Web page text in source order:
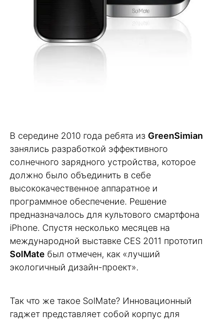
В середине 2010 года ребята из GreenSimian
занялись разработкой эффективного
солнечного зарядного устройства, которое
должно было объединить в себе
высококачественное аппаратное и
программное обеспечение. Решение
предназначалось для культового смартфона
iPhone. Спустя несколько месяцев на
международной выставке CES 2011 прототип
SolMate был отмечен, как «лучший
экологичный дизайн-проект».
Так что же такое SolMate? Инновационный
гаджет представляет собой корпус для